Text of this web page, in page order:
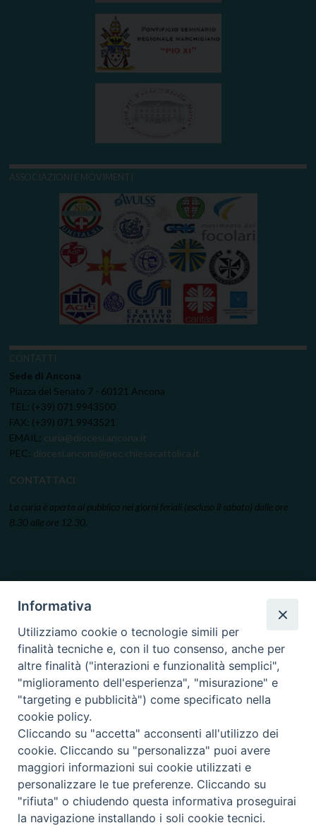
ASSOCIAZIONI E MOVIMENTI
CONTATTI
Sede di Ancona
Piazza del Senato 7 - 60121 Ancona
TEL: (+39) 071.9943500
FAX: (+39) 071.9943521
EMAIL: curia@diocesi.ancona.it
PEC: diocesi.ancona@pec.chiesacattolica.it
CONTATTACI
La curia è aperta al pubblico nei giorni feriali (escluso il sabato) dalle ore
8.30 alle ore 12.30.
Copyright © 2019. Arcidiocesi di Ancona-Osimo.All Rights Reserved.
Informativa
Utilizziamo cookie o tecnologie simili per
finalità tecniche e, con il tuo consenso, anche per
altre finalità ("interazioni e funzionalità semplici",
"miglioramento dell'esperienza", "misurazione" e
"targeting e pubblicità") come specificato nella
cookie policy.
Cliccando su "accetta" acconsenti all'utilizzo dei
cookie. Cliccando su "personalizza" puoi avere
maggiori informazioni sui cookie utilizzati e
personalizzare le tue preferenze. Cliccando su
"rifiuta" o chiudendo questa informativa proseguirai
la navigazione installando i soli cookie tecnici.